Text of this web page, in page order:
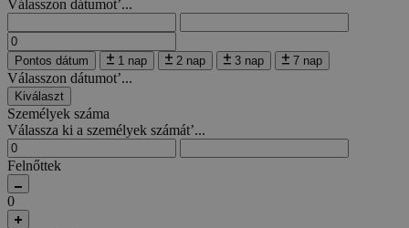
Válasszon dátumot’...
Pontos dátum 1 nap 2 nap 3 nap 7 nap
Válasszon dátumot’...
Kiválaszt
Személyek száma
Válassza ki a személyek számát’...
Felnőttek
0